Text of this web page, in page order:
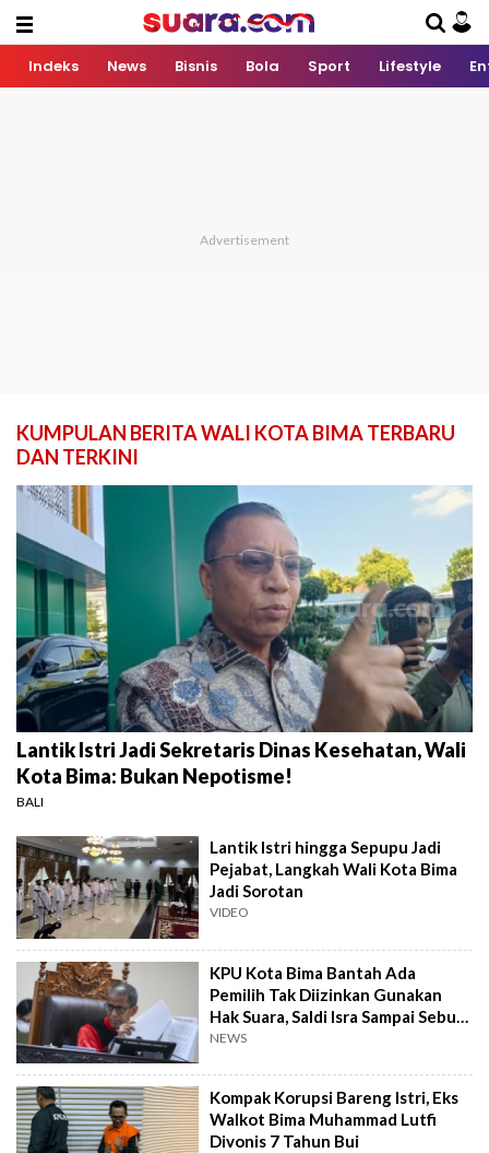
Indeks News Bisnis Bola Sport Lifestyle
KUMPULAN BERITA WALI KOTA BIMA TERBARU
DAN TERKINI
Lantik Istri Jadi Sekretaris Dinas Kesehatan, Wali
Kota Bima: Bukan Nepotisme!
BALI
Lantik Istri hingga Sepupu Jadi
Pejabat, Langkah Wali Kota Bima
Jadi Sorotan
VIDEO
KPU Kota Bima Bantah Ada
Pemilih Tak Diizinkan Gunakan
Hak Suara, Saldi Isra Sampai Sebut
Nama Mahfud MD
NEWS
Kompak Korupsi Bareng Istri, Eks
Walkot Bima Muhammad Lutfi
Divonis 7 Tahun Bui